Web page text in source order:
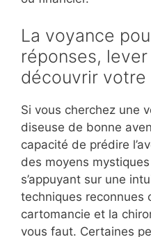
La voyance
réponses,
découvrir votre
Si vous cherchez une
diseuse de bonne
capacité de prédire
des moyens
s’appuyant sur une
techniques reconnues
cartomancie et la
vous faut. Certaines